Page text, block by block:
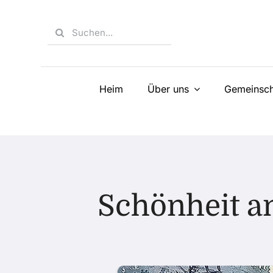
Search
for:
Heim Über uns
Schönheit